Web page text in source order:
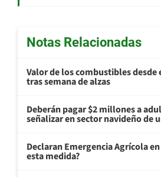
Notas Relacionadas
Valor de los combustibles
tras semana de alzas
Deberán pagar $2 millones a
señalizar en sector navideño de
Declaran Emergencia Agrícola
esta medida?